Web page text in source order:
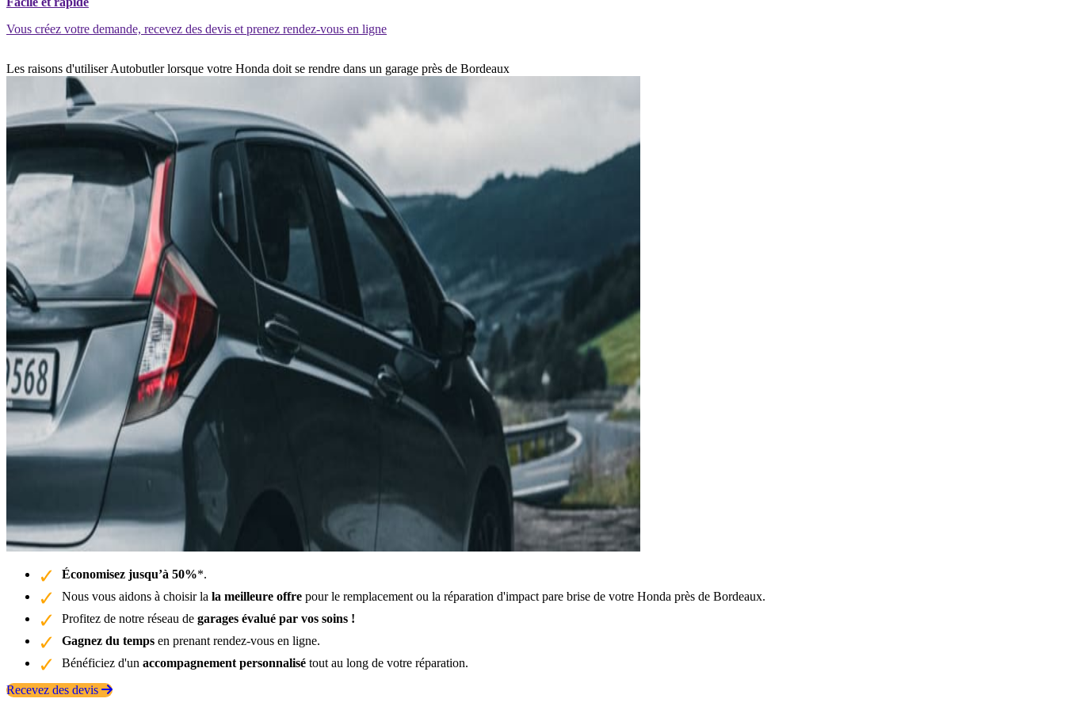
Vous créez votre demande, recevez des devis et prenez rendez-vous en ligne
Les raisons d'utiliser Autobutler lorsque votre Honda doit se rendre dans un garage près de Bordeaux
Économisez jusqu’à 50%*.
Nous vous aidons à choisir la la meilleure offre pour le remplacement ou la réparation d'impact pare brise de votre Honda près de Bordeaux.
Profitez de notre réseau de garages évalué par vos soins !
Gagnez du temps en prenant rendez-vous en ligne.
Bénéficiez d'un accompagnement personnalisé tout au long de votre réparation.
Recevez des devis